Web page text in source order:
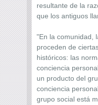
resultante de la
que los antiguos
"En la comunidad,
proceden de
históricos: las
conciencia
un producto del
conciencia
grupo social está